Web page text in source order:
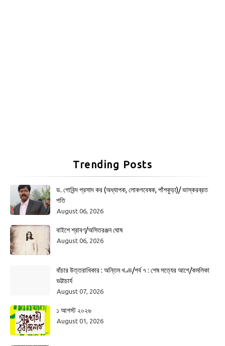
Trending Posts
ড. গোবিন্দ প্রসাদ কর (অধ্যাপক, লোকগবেষক, পাঁশকুড়া)/ ভাস্করব্রত
পতি
August 06, 2026
বাইশে শ্রাবণ/অসিতরঞ্জন ঘোষ
August 06, 2026
বাঁচার উত্তরাধিকার : অন্তিম খণ্ড/পর্ব ৭ : শেষ সত্যের আগে/কমলিকা
ভট্টাচার্য
August 07, 2026
১ আগস্ট ২০২৬
August 01, 2026